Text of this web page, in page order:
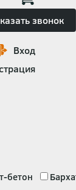
звонок
Вход
бетон